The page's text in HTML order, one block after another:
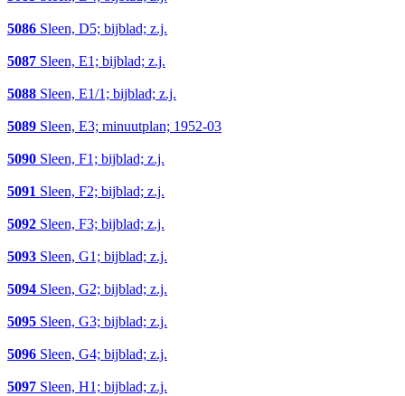
5086 Sleen, D5; bijblad; z.j.
5087 Sleen, E1; bijblad; z.j.
5088 Sleen, E1/1; bijblad; z.j.
5089 Sleen, E3; minuutplan; 1952-03
5090 Sleen, F1; bijblad; z.j.
5091 Sleen, F2; bijblad; z.j.
5092 Sleen, F3; bijblad; z.j.
5093 Sleen, G1; bijblad; z.j.
5094 Sleen, G2; bijblad; z.j.
5095 Sleen, G3; bijblad; z.j.
5096 Sleen, G4; bijblad; z.j.
5097 Sleen, H1; bijblad; z.j.